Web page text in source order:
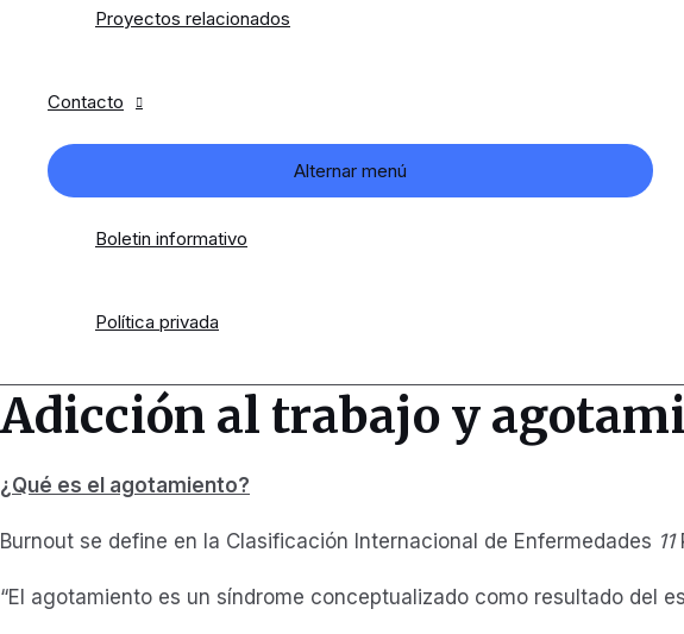
Proyectos relacionados
Contacto
Alternar menú
Boletin informativo
Política privada
Adicción al trabajo y
¿Qué es el agotamiento?
Burnout se define en la Clasificación Internacional de Enfermedades 11
“El agotamiento es un síndrome conceptualizado como resultado del